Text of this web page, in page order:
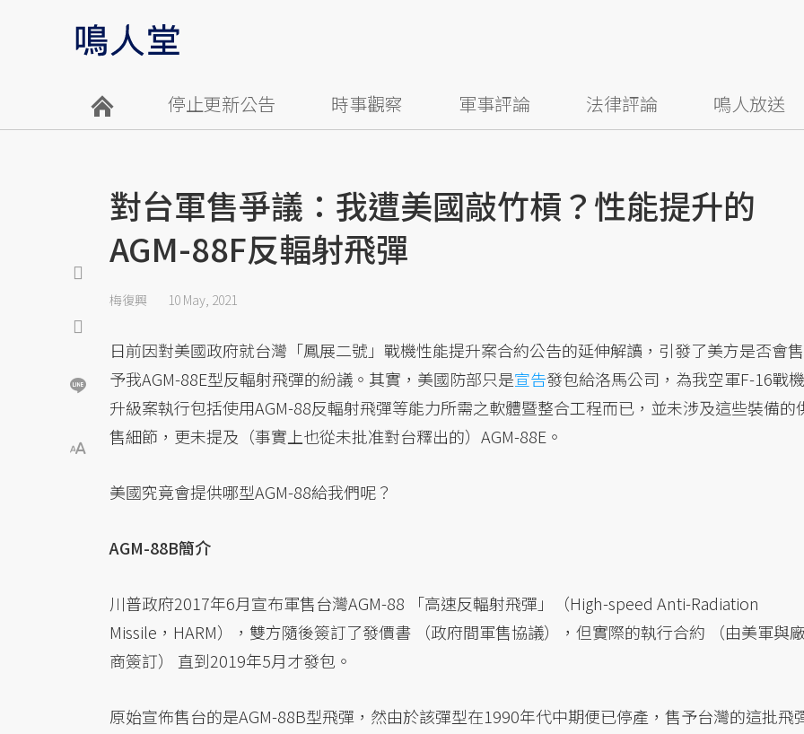
停止更新公告 時事觀察 軍事評論 法律評論 鳴人放送
對台軍售爭議：我遭美國敲竹槓？性能提升的
AGM-88F反輻射飛彈
梅復興 10 May, 2021
日前因對美國政府就台灣「鳳展二號」戰機性能提升案合約公告的延伸解讀，引發了美方是否會售
予我AGM-88E型反輻射飛彈的紛議。其實，美國防部只是宣告發包給洛馬公司，為我空軍F-16戰機
升級案執行包括使用AGM-88反輻射飛彈等能力所需之軟體暨整合工程而已，並未涉及這些裝備的
售細節，更未提及（事實上也從未批准對台釋出的）AGM-88E。
美國究竟會提供哪型AGM-88給我們呢？
AGM-88B簡介
川普政府2017年6月宣布軍售台灣AGM-88 「高速反輻射飛彈」（High-speed Anti-Radiation
Missile，HARM），雙方隨後簽訂了發價書 （政府間軍售協議），但實際的執行合約 （由美軍與
商簽訂） 直到2019年5月才發包。
原始宣佈售台的是AGM-88B型飛彈，然由於該彈型在1990年代中期便已停產，售予台灣的這批飛